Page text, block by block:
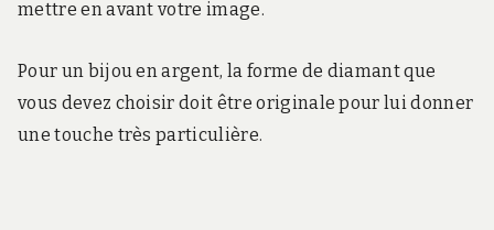
mettre en avant votre image.
Pour un bijou en argent, la forme de diamant que
vous devez choisir doit être originale pour lui donner
une touche très particulière.